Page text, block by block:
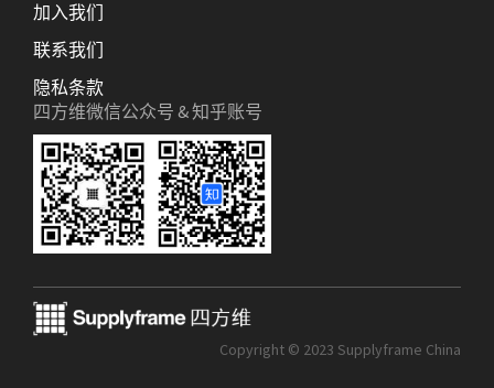
加入我们
联系我们
隐私条款
四方维微信公众号 & 知乎账号
Copyright © 2023 Supplyframe China